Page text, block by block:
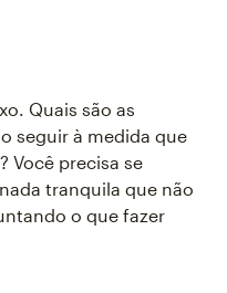
Quais são as
seguir à medida que
Você precisa se
tranquila que não
o que fazer